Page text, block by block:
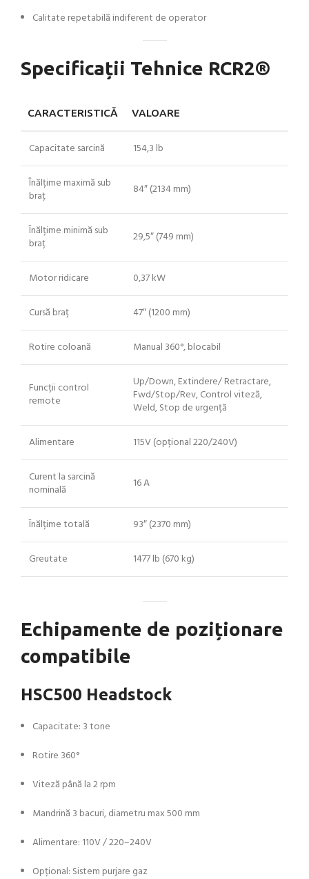
Calitate repetabilă indiferent de operator
Specificații Tehnice RCR2®
CARACTERISTICĂ VALOARE
Capacitate sarcină 154,3 lb
Înălțime maximă sub
braț
84″ (2134 mm)
Înălțime minimă sub
braț
29,5″ (749 mm)
Motor ridicare 0,37 kW
Cursă braț 47″ (1200 mm)
Rotire coloană Manual 360°, blocabil
Funcții control
remote
Up/Down, Extindere/ Retractare,
Fwd/Stop/Rev, Control viteză,
Weld, Stop de urgență
Alimentare 115V (opțional 220/240V)
Curent la sarcină
nominală
16 A
Înălțime totală 93″ (2370 mm)
Greutate 1477 lb (670 kg)
Echipamente de poziționare
compatibile
HSC500 Headstock
Capacitate: 3 tone
Rotire 360°
Viteză până la 2 rpm
Mandrină 3 bacuri, diametru max 500 mm
Alimentare: 110V / 220–240V
Opțional: Sistem purjare gaz